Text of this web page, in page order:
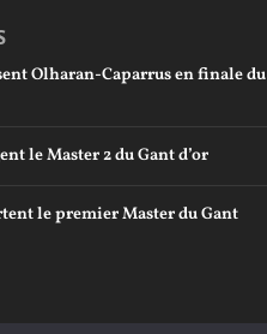
Olharan-Caparrus en finale du
le Master 2 du Gant d’or
le premier Master du Gant